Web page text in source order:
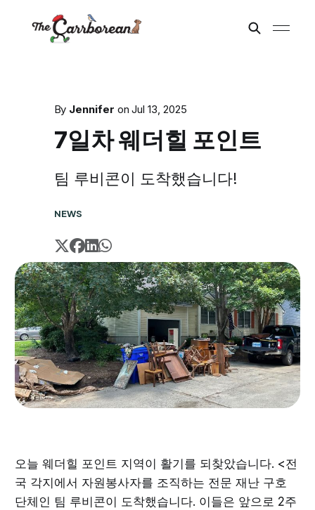
By Jennifer onJul 13, 2025
7일차 웨더힐 포인트
팀 루비콘이 도착했습니다!
NEWS
오늘 웨더힐 포인트 지역이 활기를 되찾았습니다. <전
국 각지에서 자원봉사자를 조직하는 전문 재난 구호
단체인 팀 루비콘이 도착했습니다. 이들은 앞으로 2주